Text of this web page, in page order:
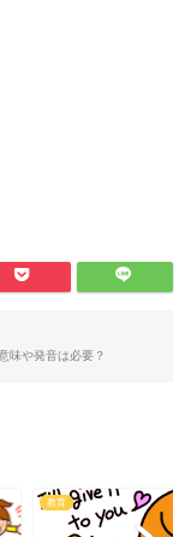
味や発音は必要？
教育